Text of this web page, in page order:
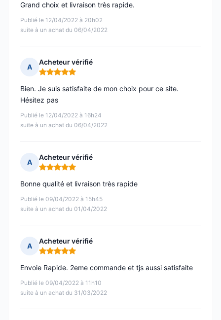
Publié le 12/04/2022 à 20h02
suite à un achat du 06/04/2022
Grand choix et livraison très rapide.
A
Acheteur vérifié
Note : 5 sur 5
Publié le 12/04/2022 à 16h24
suite à un achat du 06/04/2022
Bien. Je suis satisfaite de mon choix pour ce site.
Hésitez pas
A
Acheteur vérifié
Note : 5 sur 5
Publié le 09/04/2022 à 15h45
suite à un achat du 01/04/2022
Bonne qualité et livraison très rapide
A
Acheteur vérifié
Note : 5 sur 5
Publié le 09/04/2022 à 11h10
suite à un achat du 31/03/2022
Envoie Rapide. 2eme commande et tjs aussi satisfaite